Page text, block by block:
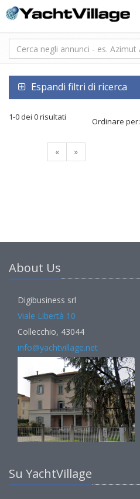
Espandi filtri di ricerca
1-0 dei 0 risultati Ordinare per:
« »
About Us
Digibusiness srl
Viale Libertà 10
Collecchio, 43044
info@yachtvillage.net
Su YachtVillage